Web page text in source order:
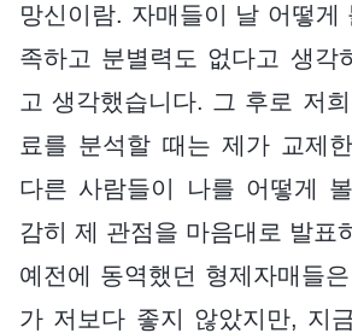
망신이람. 자매들이 날 어떻게
족하고 분별력도 없다고 생각
고 생각했습니다. 그 후로 저
료를 분석할 때는 제가 교제
다른 사람들이 나를 어떻게
감히 제 관점을 마음대로 발표
예전에 동역했던 형제자매들
가 저보다 좋지 않았지만, 지